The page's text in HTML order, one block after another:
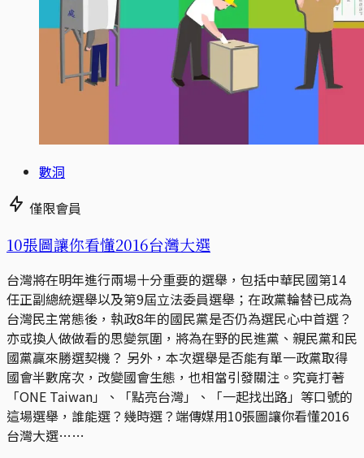
數洞
僅限會員
10張圖讓你看懂2016台灣大選
台灣將在明年進行兩場十分重要的選舉，包括中華民國第14
任正副總統選舉以及第9屆立法委員選舉；在政黨輪替已成為
台灣民主常態後，執政8年的國民黨是否仍為選民心中首選？
亦或換人做做看的思變氛圍，將為在野的民進黨、親民黨和民
國黨贏來勝選契機？ 另外，本次選舉是否能有單一政黨取得
國會半數席次，改變國會生態，也相當引發關注。究竟打著
「ONE Taiwan」、「點亮台灣」、「一起找出路」等口號的
這場選舉，誰能選？幾時選？端傳媒用10張圖讓你看懂2016
台灣大選……